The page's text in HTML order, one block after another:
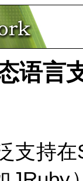
语言
支持在